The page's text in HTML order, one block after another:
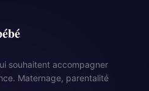
souhaitent accompagner
Maternage, parentalité